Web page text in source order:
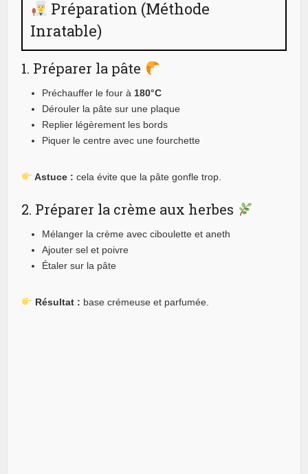
Préparation (Méthode
Inratable)
1. Préparer la pâte
Préchauffer le four à 180°C
Dérouler la pâte sur une plaque
Replier légèrement les bords
Piquer le centre avec une fourchette
Astuce : cela évite que la pâte gonfle trop.
2. Préparer la crème aux herbes
Mélanger la crème avec ciboulette et aneth
Ajouter sel et poivre
Étaler sur la pâte
Résultat : base crémeuse et parfumée.